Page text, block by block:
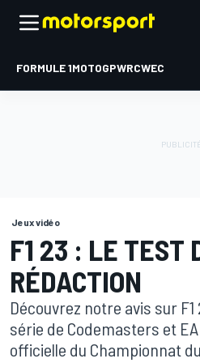
FORMULE 1MOTOGPWRCWEC
Jeux vidéo
F1 23 : LE TEST
RÉDACTION
Découvrez notre avis sur F1
série de Codemasters et
officielle du Championnat